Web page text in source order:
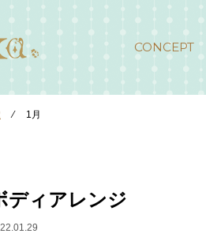
CONCEPT
⁄ 1月
ディアレンジ